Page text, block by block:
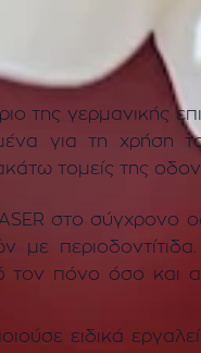
γερμανικής
για τη χρήση
τομείς της
στο σύγχρονο
με
τον πόνο όσο και
ειδικά